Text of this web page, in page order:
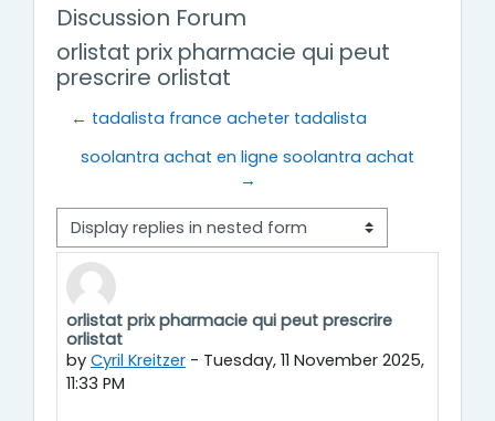
Discussion Forum
orlistat prix pharmacie qui peut
prescrire orlistat
← tadalista france acheter tadalista
soolantra achat en ligne soolantra achat
→
Display mode
orlistat prix pharmacie qui peut prescrire
orlistat
by Cyril Kreitzer - Tuesday, 11 November 2025,
11:33 PM
Number of replies: 0